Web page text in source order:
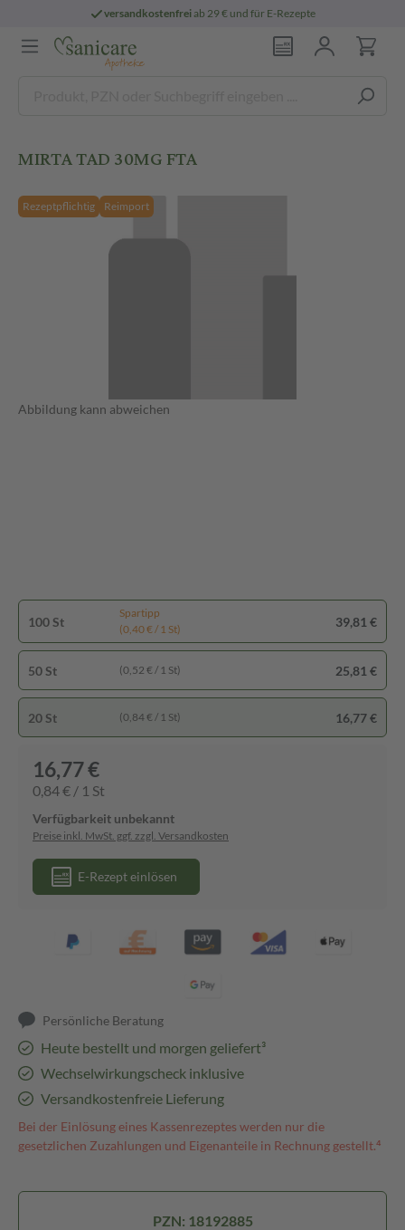
versandkostenfreiab 29 € und für E-Rezepte
MIRTA TAD 30MG FTA
Rezeptpflichtig Reimport
Abbildung kann abweichen
100 St
Spartipp
(0,40 € / 1 St)
39,81 €
50 St (0,52 € / 1 St) 25,81 €
20 St (0,84 € / 1 St) 16,77 €
16,77 €
0,84 € / 1 St
Verfügbarkeit unbekannt
Preise inkl. MwSt. ggf. zzgl. Versandkosten
E-Rezept einlösen
Persönliche Beratung
Heute bestellt und morgen geliefert³
Wechselwirkungscheck inklusive
Versandkostenfreie Lieferung
Bei der Einlösung eines Kassenrezeptes werden nur die
gesetzlichen Zuzahlungen und Eigenanteile in Rechnung gestellt.⁴
PZN: 18192885